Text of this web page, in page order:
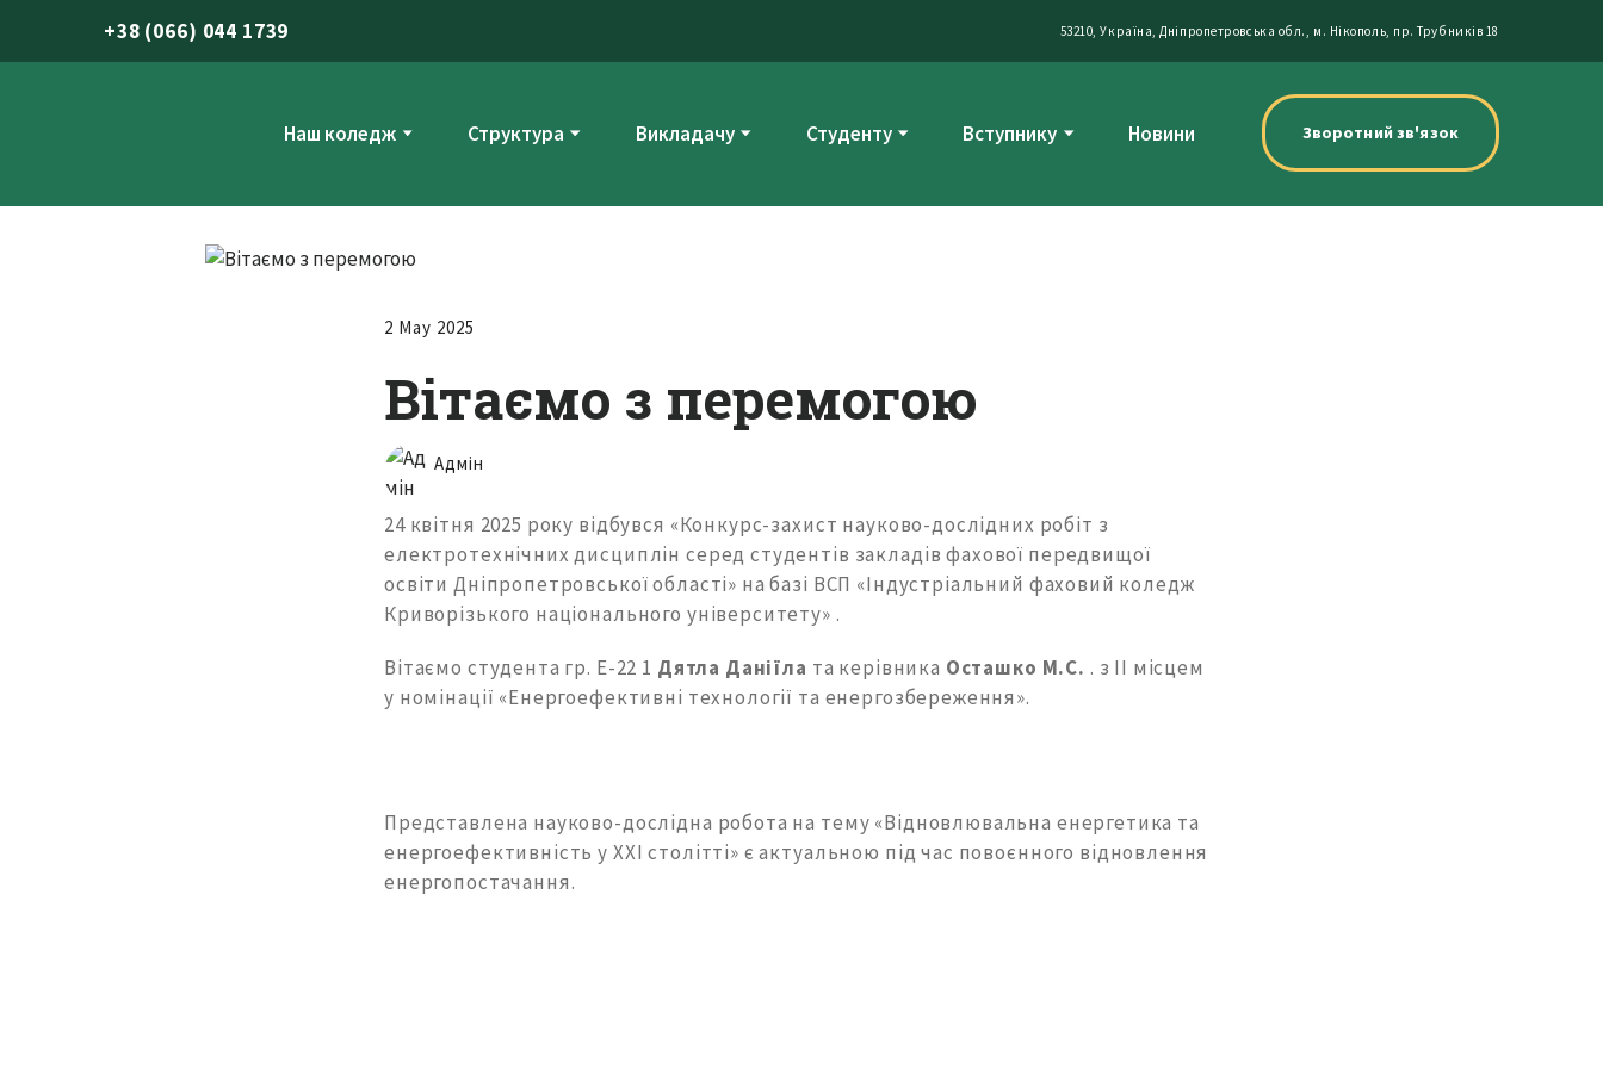
+38 (066) 044 1739 53210, Україна, Дніпропетровська обл., м. Нікополь, пр. Трубників 18
Наш коледж Структура Викладачу Студенту Вступнику Новини Зворотний зв'язок
2 May 2025
Вітаємо з перемогою
Адмін
24 квітня 2025 року відбувся «Конкурс-захист науково-дослідних робіт з
електротехнічних дисциплін серед студентів закладів фахової передвищої
освіти Дніпропетровської області» на базі ВСП «Індустріальний фаховий коледж
Криворізького національного університету» .
Вітаємо студента гр. Е-22 1 Дятла Даніїла та керівника Осташко М.С. . з ІІ місцем
у номінації «Енергоефективні технології та енергозбереження».
Представлена ​​науково-дослідна робота на тему «Відновлювальна ​​енергетика та
енергоефективність у XXI столітті» є актуальною під час повоєнного відновлення
енергопостачання.